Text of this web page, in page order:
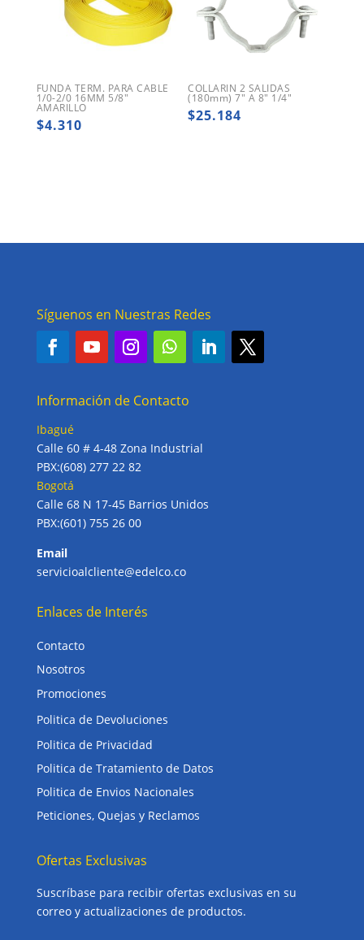
FUNDA TERM. PARA CABLE
1/0-2/0 16MM 5/8″
AMARILLO
$4.310
COLLARIN 2 SALIDAS
(180mm) 7″ A 8″ 1/4″
$25.184
Síguenos en Nuestras Redes
Información de Contacto
Ibagué
Calle 60 # 4-48 Zona Industrial
PBX:(608) 277 22 82
Bogotá
Calle 68 N 17-45 Barrios Unidos
PBX:(601) 755 26 00
Email
servicioalcliente@edelco.co
Enlaces de Interés
Contacto
Nosotros
Promociones
Politica de Devoluciones
Politica de Privacidad
Politica de Tratamiento de Datos
Politica de Envios Nacionales
Peticiones, Quejas y Reclamos
Ofertas Exclusivas
Suscríbase para recibir ofertas exclusivas en su
correo y actualizaciones de productos.